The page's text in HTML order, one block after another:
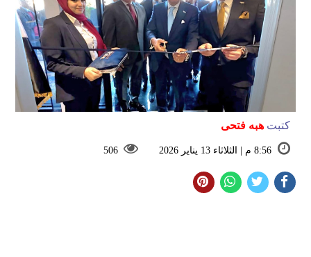
كتبت هبه فتحى
8:56 م | الثلاثاء 13 يناير 2026 506